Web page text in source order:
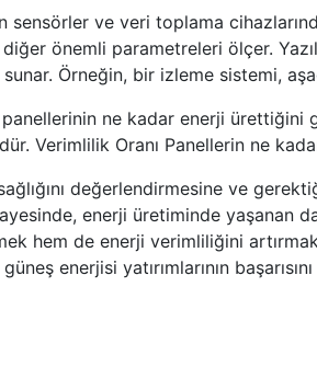
sensörler ve veri toplama
önemli parametreleri ölçer.
Örneğin, bir izleme sistemi,
ne kadar enerji ürettiğini
Verimlilik Oranı Panellerin ne
değerlendirmesine ve
enerji üretiminde yaşanan
hem de enerji verimliliğini
enerjisi yatırımlarının